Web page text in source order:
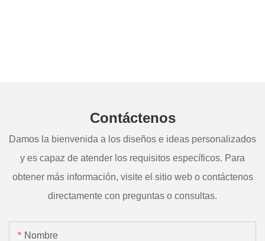
Contáctenos
Damos la bienvenida a los diseños e ideas personalizados
y es capaz de atender los requisitos específicos. Para
obtener más información, visite el sitio web o contáctenos
directamente con preguntas o consultas.
Nombre